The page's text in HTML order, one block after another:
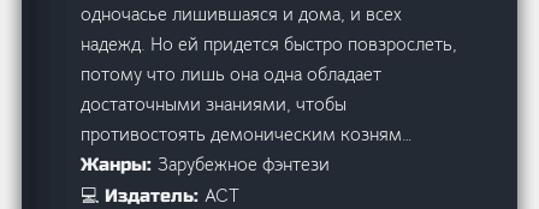
одночасье лишившаяся и дома, и всех
надежд. Но ей придется быстро повзрослеть,
потому что лишь она одна обладает
достаточными знаниями, чтобы
противостоять демоническим козням…
Жанры:Зарубежное фэнтези
💻 Издатель:АСТ